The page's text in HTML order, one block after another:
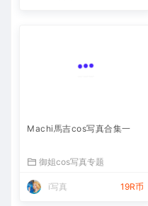
Machi馬吉cos写真合集一
御姐cos写真专题
i写真 19R币